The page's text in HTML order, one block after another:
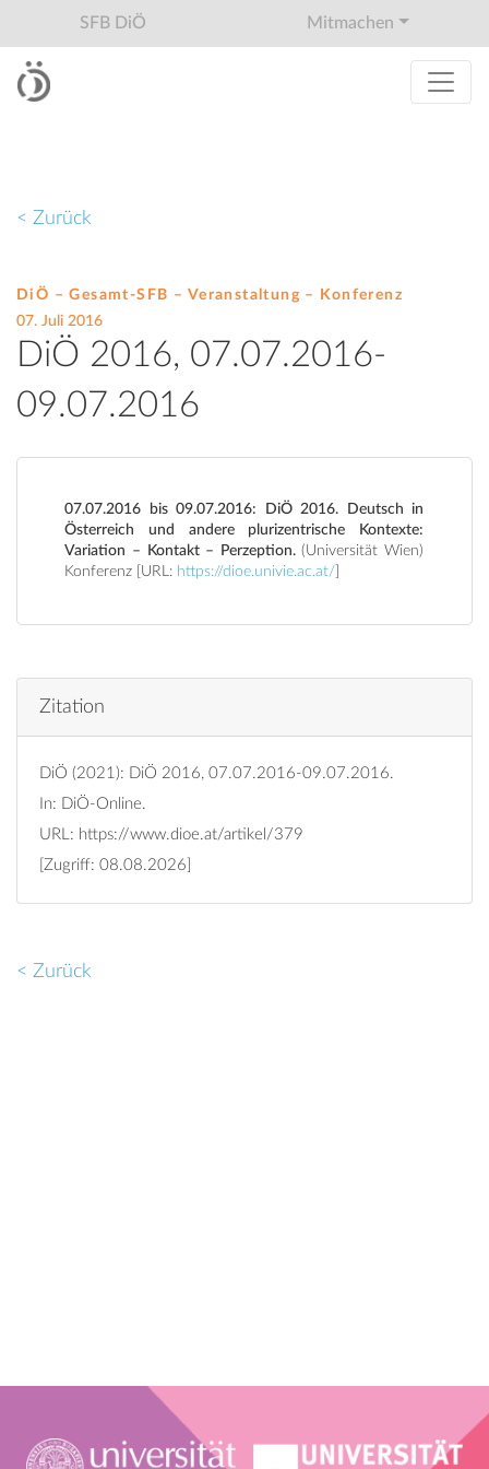
SFB DiÖ Mitmachen
< Zurück
DiÖ – Gesamt-SFB – Veranstaltung –
Konferenz
07. Juli 2016
DiÖ 2016, 07.07.2016-
09.07.2016
07.07.2016 bis 09.07.2016: DiÖ 2016. Deutsch in
Österreich und andere plurizentrische Kontexte:
Variation – Kontakt – Perzeption. (Universität Wien)
Konferenz [URL: https://dioe.univie.ac.at/
Zitation
DiÖ (2021): DiÖ 2016, 07.07.2016-09.07.2016.
In: DiÖ-Online.
URL: https://www.dioe.at/artikel/379
[Zugriff: 08.08.2026]
< Zurück